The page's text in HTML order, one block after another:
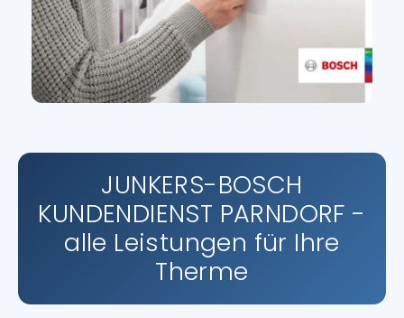
JUNKERS-BOSCH
KUNDENDIENST PARNDORF -
alle Leistungen für Ihre
Therme